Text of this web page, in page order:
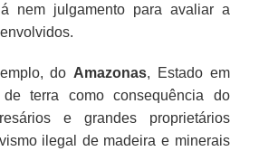
nem julgamento para avaliar a
do Amazonas, Estado em
terra como consequência do
e grandes proprietários
ilegal de madeira e minerais